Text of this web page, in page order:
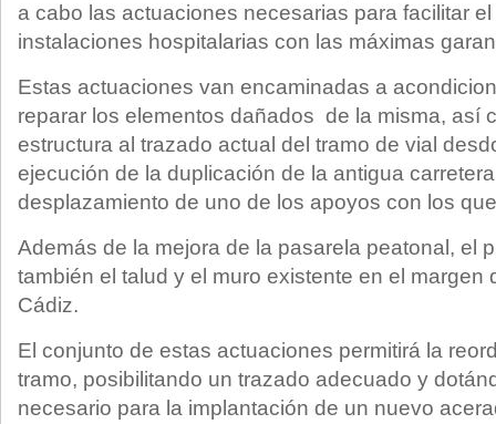
a cabo las actuaciones necesarias para facilitar
instalaciones hospitalarias con las máximas
Estas actuaciones van encaminadas a
reparar los elementos dañados de la misma, así
estructura al trazado actual del tramo de vial
ejecución de la duplicación de la antigua
desplazamiento de uno de los apoyos con los
Además de la mejora de la pasarela peatonal, el
también el talud y el muro existente en el margen
Cádiz.
El conjunto de estas actuaciones permitirá la
tramo, posibilitando un trazado adecuado y
necesario para la implantación de un nuevo